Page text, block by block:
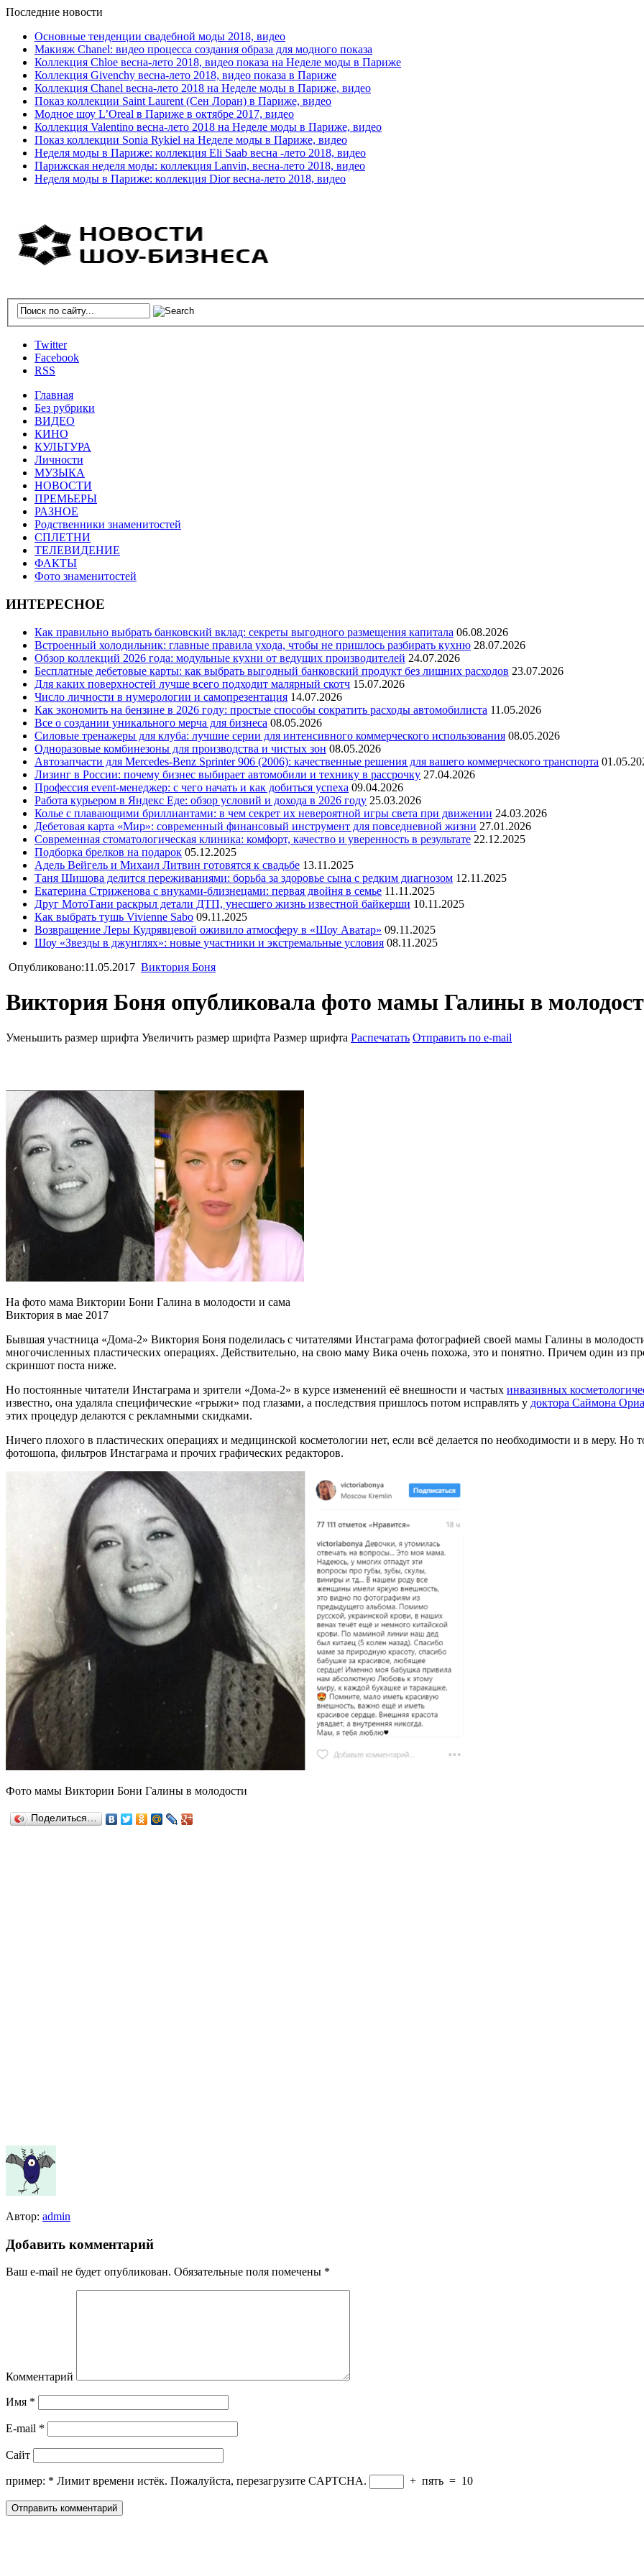
Последние новости
Основные тенденции свадебной моды 2018, видео
Макияж Chanel: видео процесса создания образа для модного показа
Коллекция Chloe весна-лето 2018, видео показа на Неделе моды в Париже
Коллекция Givenchy весна-лето 2018, видео показа в Париже
Коллекция Chanel весна-лето 2018 на Неделе моды в Париже, видео
Показ коллекции Saint Laurent (Сен Лоран) в Париже, видео
Модное шоу L’Oreal в Париже в октябре 2017, видео
Коллекция Valentino весна-лето 2018 на Неделе моды в Париже, видео
Показ коллекции Sonia Rykiel на Неделе моды в Париже, видео
Неделя моды в Париже: коллекция Eli Saab весна -лето 2018, видео
Парижская неделя моды: коллекция Lanvin, весна-лето 2018, видео
Неделя моды в Париже: коллекция Dior весна-лето 2018, видео
Twitter
Facebook
RSS
Главная
Без рубрики
ВИДЕО
КИНО
КУЛЬТУРА
Личности
МУЗЫКА
НОВОСТИ
ПРЕМЬЕРЫ
РАЗНОЕ
Родственники знаменитостей
СПЛЕТНИ
ТЕЛЕВИДЕНИЕ
ФАКТЫ
Фото знаменитостей
ИНТЕРЕСНОЕ
Как правильно выбрать банковский вклад: секреты выгодного размещения капитала 06.08.2026
Встроенный холодильник: главные правила ухода, чтобы не пришлось разбирать кухню 28.07.2026
Обзор коллекций 2026 года: модульные кухни от ведущих производителей 24.07.2026
Бесплатные дебетовые карты: как выбрать выгодный банковский продукт без лишних расходов 23.07.2026
Для каких поверхностей лучше всего подходит малярный скотч 15.07.2026
Число личности в нумерологии и самопрезентация 14.07.2026
Как экономить на бензине в 2026 году: простые способы сократить расходы автомобилиста 11.05.2026
Все о создании уникального мерча для бизнеса 08.05.2026
Силовые тренажеры для клуба: лучшие серии для интенсивного коммерческого использования 08.05.2026
Одноразовые комбинезоны для производства и чистых зон 08.05.2026
Автозапчасти для Mercedes-Benz Sprinter 906 (2006): качественные решения для вашего коммерческого транспорта
Лизинг в России: почему бизнес выбирает автомобили и технику в рассрочку 27.04.2026
Профессия event-менеджер: с чего начать и как добиться успеха 09.04.2026
Работа курьером в Яндекс Еде: обзор условий и дохода в 2026 году 25.03.2026
Колье с плавающими бриллиантами: в чем секрет их невероятной игры света при движении 24.03.2026
Дебетовая карта «Мир»: современный финансовый инструмент для повседневной жизни 27.01.2026
Современная стоматологическая клиника: комфорт, качество и уверенность в результате 22.12.2025
Подборка брелков на подарок 05.12.2025
Адель Вейгель и Михаил Литвин готовятся к свадьбе 13.11.2025
Таня Шишова делится переживаниями: борьба за здоровье сына с редким диагнозом 12.11.2025
Екатерина Стриженова с внуками-близнецами: первая двойня в семье 11.11.2025
Друг МотоТани раскрыл детали ДТП, унесшего жизнь известной байкерши 10.11.2025
Как выбрать тушь Vivienne Sabo 09.11.2025
Возвращение Леры Кудрявцевой оживило атмосферу в «Шоу Аватар» 09.11.2025
Шоу «Звезды в джунглях»: новые участники и экстремальные условия 08.11.2025
Опубликовано:11.05.2017 Виктория Боня
Виктория Боня опубликовала фото мамы Галины в
Уменьшить размер шрифта Увеличить размер шрифта Размер шрифта Распечатать Отправить по e-mail
На фото мама Виктории Бони Галина в молодости и сама
Виктория в мае 2017
Бывшая участница «Дома-2» Виктория Боня поделилась с читателями Инстаграма фотографией своей мамы Галины в
многочисленных пластических операциях. Действительно, на свою маму Вика очень похожа, это и понятно. Причем один из
скриншот поста ниже.
Но постоянные читатели Инстаграма и зрители «Дома-2» в курсе изменений её внешности и частых инвазивных
известно, она удаляла специфические «грыжи» под глазами, а последствия пришлось потом исправлять у доктора Саймона
этих процедур делаются с рекламными скидками.
Ничего плохого в пластических операциях и медицинской косметологии нет, если всё делается по необходимости и в меру. Но
фотошопа, фильтров Инстаграма и прочих графических редакторов.
Фото мамы Виктории Бони Галины в молодости
Поделиться…
Автор: admin
Добавить комментарий
Ваш e-mail не будет опубликован. Обязательные поля помечены *
Комментарий
Имя *
E-mail *
Сайт
пример: * Лимит времени истёк. Пожалуйста, перезагрузите CAPTCHA. + пять = 10